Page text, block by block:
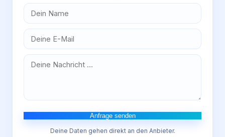
Anfrage senden
Deine Daten gehen direkt an den Anbieter.